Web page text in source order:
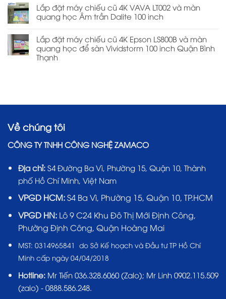
Lắp đặt máy chiếu cũ 4K VAVA LT002 và màn
quang học Âm trần Dalite 100 inch
Lắp đặt máy chiếu cũ 4K Epson LS800B và màn
quang học để sàn Vividstorm 100 inch Quận Bình
Thạnh
Về chúng tôi
CÔNG TY TNHH CÔNG NGHỆ ZAMACO
Địa chỉ: S4 Đường Ba Vì, Phường 15, Quận 10, Thành
phố Hồ Chí Minh, Việt Nam
VPGD HCM:S4 Ba Vì, Phường 15, Quận 10, TP.HCM
VPGD HN:Lô 9 C24 Khu Đô Thị Mới Định Công,
Phường Định Công, Quận Hoàng Mai
MST: 0314965841 do Sở Kế hoạch và Đầu tư TP Hồ Chí
Minh cấp ngày 04/04/2018
Hotline: Mr Tiến 036.328.6060(Zalo); Mr Linh 0902.115.509
(zalo) - 0888.586.248.